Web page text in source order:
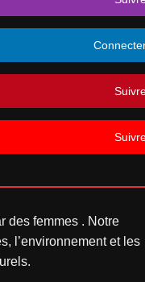
des femmes . Notre
l’environnement et les